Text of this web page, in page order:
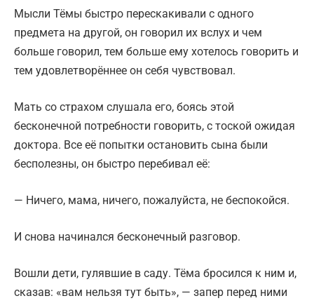
Мысли Тёмы быстро перескакивали с одного
предмета на другой, он говорил их вслух и чем
больше говорил, тем больше ему хотелось говорить и
тем удовлетворённее он себя чувствовал.
Мать со страхом слушала его, боясь этой
бесконечной потребности говорить, с тоской ожидая
доктора. Все её попытки остановить сына были
бесполезны, он быстро перебивал её:
— Ничего, мама, ничего, пожалуйста, не беспокойся.
И снова начинался бесконечный разговор.
Вошли дети, гулявшие в саду. Тёма бросился к ним и,
сказав: «вам нельзя тут быть», — запер перед ними